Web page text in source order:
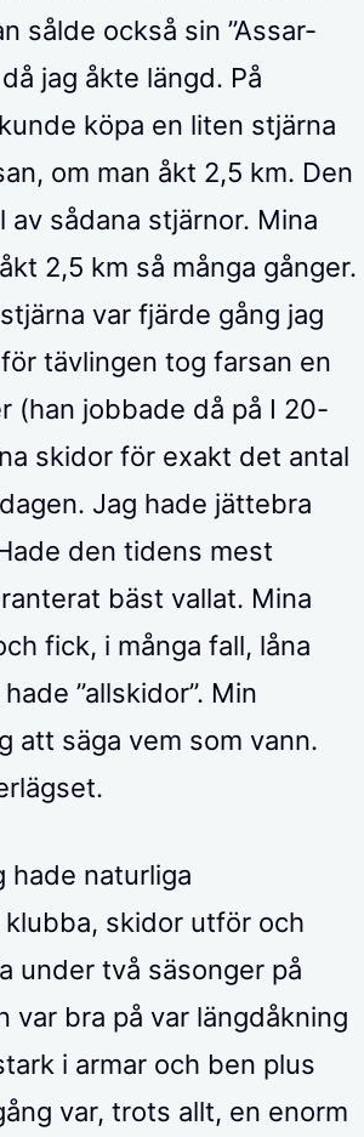
sålde också sin ”Assar-
jag åkte längd. På
köpa en liten stjärna
om man åkt 2,5 km. Den
sådana stjärnor. Mina
2,5 km så många gånger.
var fjärde gång jag
tävlingen tog farsan en
(han jobbade då på I 20-
skidor för exakt det antal
Jag hade jättebra
den tidens mest
bäst vallat. Mina
fick, i många fall, låna
”allskidor”. Min
att säga vem som vann.
hade naturliga
skidor utför och
under två säsonger på
var bra på var längdåkning
i armar och ben plus
var, trots allt, en enorm